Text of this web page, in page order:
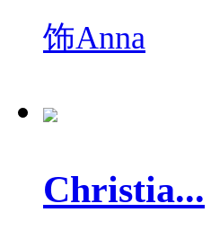
饰Anna
Christia...